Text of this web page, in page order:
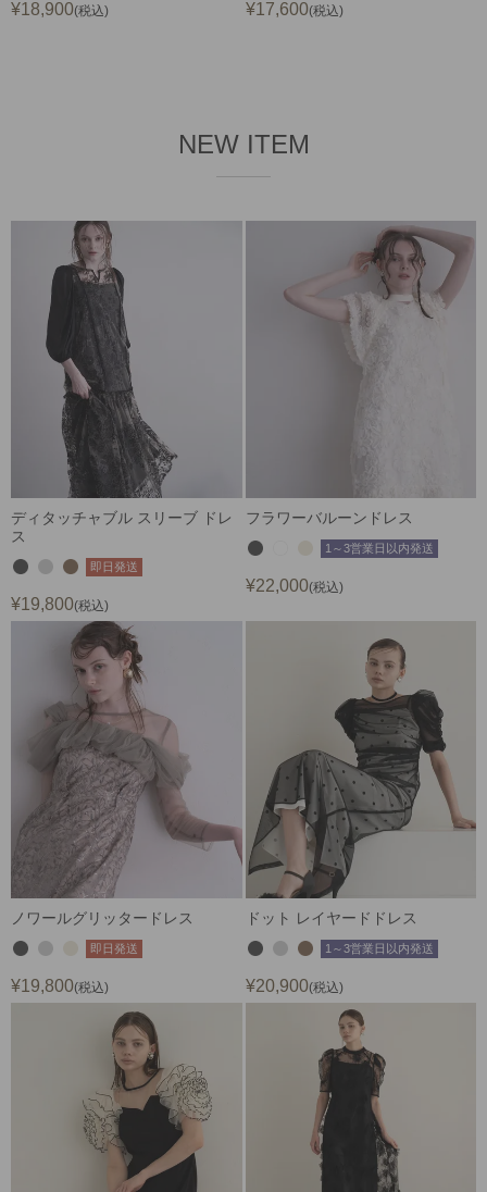
¥18,900 税込 ¥17,600 税込
NEW ITEM
ディタッチャブル スリーブ ドレ
ス
即日発送
¥19,800 税込
フラワーバルーンドレス
1～3営業日以内発送
¥22,000 税込
ノワールグリッタードレス
即日発送
¥19,800 税込
ドット レイヤードドレス
1～3営業日以内発送
¥20,900 税込